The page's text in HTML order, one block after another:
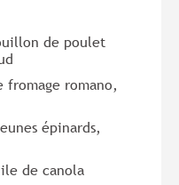
de poulet
fromage romano,
épinards,
de canola